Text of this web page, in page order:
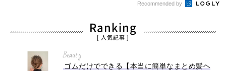
Recommended by
Ranking
[ 人気記事 ]
Beauty
ゴムだけでできる【本当に簡単なまとめ髪ヘ